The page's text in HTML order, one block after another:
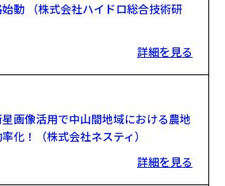
動 （株式会社ハイドロ総合技術研
詳細を見る
星画像活用で中山間地域における農地
化！（株式会社ネスティ）
詳細を見る